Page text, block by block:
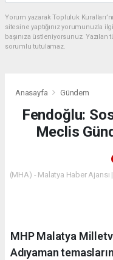
Yorum yazarak Topluluk
sitesine yaptığınız yorumunuzla
başınıza üstleniyorsunuz.
sorumlu tutulamaz.
Anasayfa Gündem
Fendoğlu:
Meclis
(MHA) - Malatya Haber Ajansı
MHP Malatya
Adıyaman